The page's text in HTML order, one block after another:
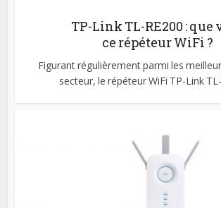
TP-Link TL-RE200 : que
ce répéteur WiFi ?
Figurant régulièrement parmi les
secteur, le répéteur WiFi TP-Link